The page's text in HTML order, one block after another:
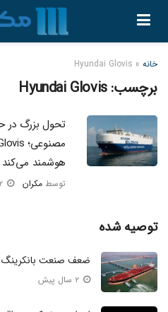
خانه »
Hyundai Glovis
برچسب:Hyundai Glovis
تحول بزرگ در
هوشمند می‌کند
توسط مکران
توصیه شده
ضعف صنعت بانکرینگ